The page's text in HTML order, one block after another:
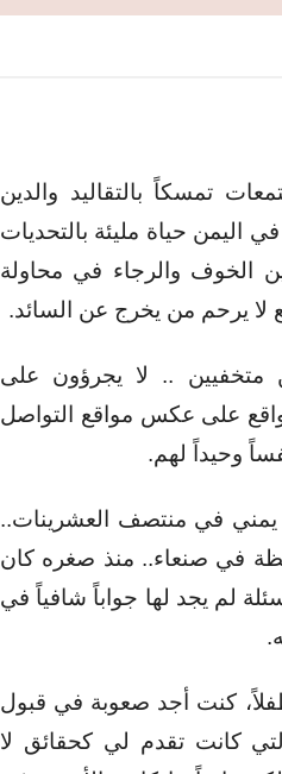
تمسكاً بالتقاليد والدين
اليمن حياة مليئة بالتحديات
الخوف والرجاء في محاولة
يرحم من يخرج عن السائد.
متخفيين .. لا يجرؤون على
على عكس مواقع التواصل
وحيداً لهم.
في منتصف العشرينات..
في صنعاء.. منذ صغره كان
لم يجد لها جواباً شافياً في
كنت أجد صعوبة في قبول
كانت تقدم لي كحقائق لا